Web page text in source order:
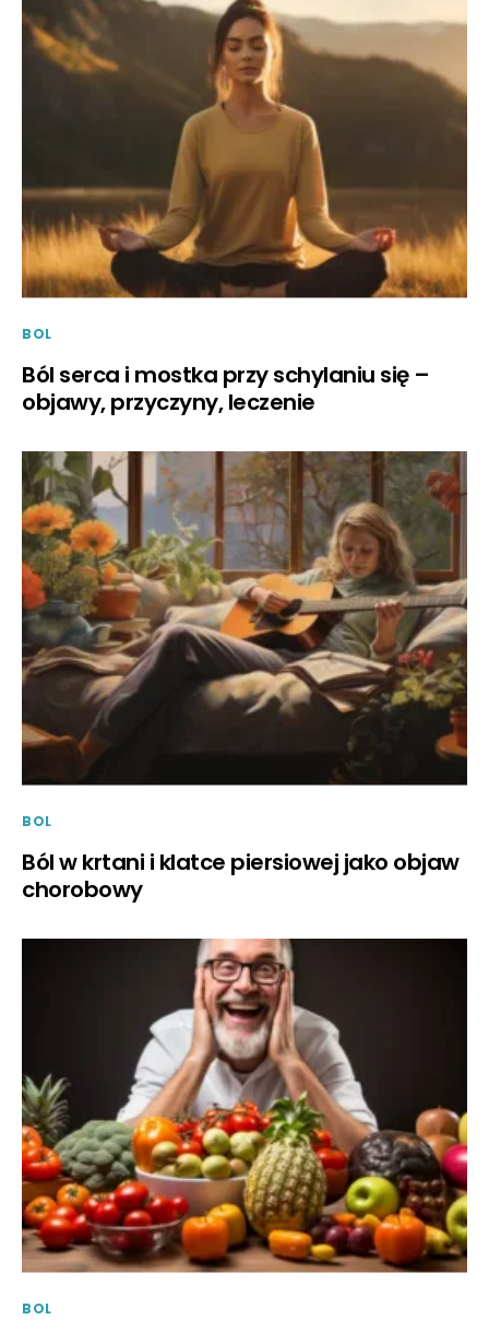
BOL
Ból serca i mostka przy schylaniu się –
objawy, przyczyny, leczenie
BOL
Ból w krtani i klatce piersiowej jako objaw
chorobowy
BOL